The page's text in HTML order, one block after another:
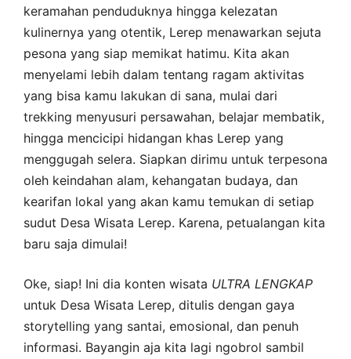
keramahan penduduknya hingga kelezatan
kulinernya yang otentik, Lerep menawarkan sejuta
pesona yang siap memikat hatimu. Kita akan
menyelami lebih dalam tentang ragam aktivitas
yang bisa kamu lakukan di sana, mulai dari
trekking menyusuri persawahan, belajar membatik,
hingga mencicipi hidangan khas Lerep yang
menggugah selera. Siapkan dirimu untuk terpesona
oleh keindahan alam, kehangatan budaya, dan
kearifan lokal yang akan kamu temukan di setiap
sudut Desa Wisata Lerep. Karena, petualangan kita
baru saja dimulai!
Oke, siap! Ini dia konten wisata ULTRA LENGKAP
untuk Desa Wisata Lerep, ditulis dengan gaya
storytelling yang santai, emosional, dan penuh
informasi. Bayangin aja kita lagi ngobrol sambil